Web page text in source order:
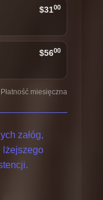
$3100
$5600
Płatność miesięczna
załóg,
lżejszego